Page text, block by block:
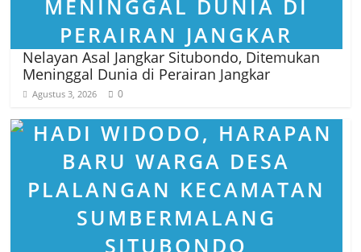
Nelayan Asal Jangkar Situbondo, Ditemukan
Meninggal Dunia di Perairan Jangkar
Agustus 3, 2026 0